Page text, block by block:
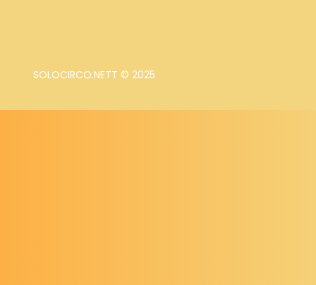
SOLOCIRCO.NETT © 2025